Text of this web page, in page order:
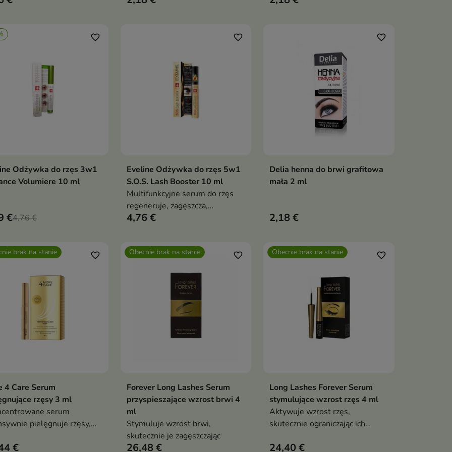
Dodaj do koszyka
favorite_border
Odżywka do rzęs 3w1
Volumiere 10 ml
€4,76 €
Dodaj do koszyka
favorite_border
Eveline Odżywka do rzęs 5w1
S.O.S. Lash Booster 10 ml
Multifunkcyjne serum do rzęs
regeneruje, zagęszcza,
przyspiesza wzrost i działa także
4,76 €
 Dodaj do koszyka
favorite_border
Delia henna do brwi grafitowa
mała 2 ml
2,18 €
brak na stanie
Pokaż szczegóły
favorite_border
4 Care Serum
rzęsy 3 ml
serum
pielęgnuje rzęsy,
już po 4 tygodniach
€
Obecnie brak na stanie
Pokaż szczegóły
favorite_border
Forever Long Lashes Serum
przyspieszające wzrost brwi 4
ml
Stymuluje wzrost brwi,
skutecznie je zagęszczając
26,48 €
Obecnie brak na stanie
Pokaż szczegóły
favorite_border
Long Lashes Forever Serum
stymulujące wzrost rzęs 4 ml
Aktywuje wzrost rzęs,
skutecznie ograniczając ich
24,40 €